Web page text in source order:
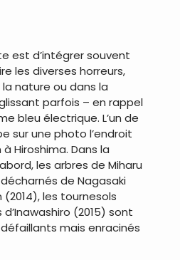
est d’intégrer souvent
les diverses horreurs,
nature ou dans la
parfois – en rappel
bleu électrique. L’un de
sur une photo l’endroit
Hiroshima. Dans la
les arbres de Miharu
décharnés de Nagasaki
(2014), les tournesols
d’Inawashiro (2015) sont
mais enracinés